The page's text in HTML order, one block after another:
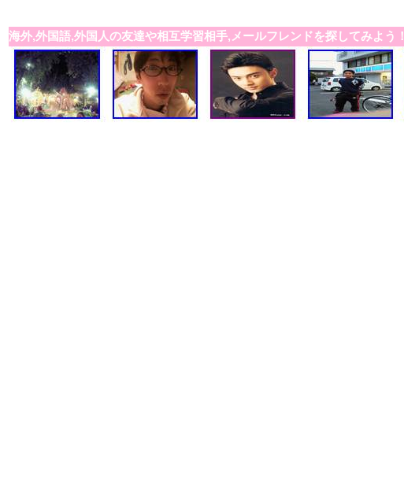
海外,外国語,外国人の友達や相互学習相手,メールフレンドを探してみよう！